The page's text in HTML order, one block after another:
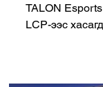
TALON
LCP-ээс